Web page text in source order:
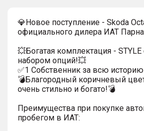
💎Новое поступление - Skoda
официального дилера ИАТ
💥Богатая комплектация -
набором опций!💥
✅1 Собственник за всю
💣Благородный коричневый
очень стильно и богато!💣
Преимущества при покупке
пробегом в ИАТ: